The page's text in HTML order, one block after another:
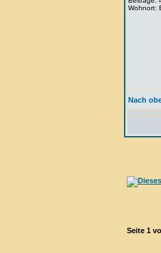
Wohnort:
Nach
Seite 1